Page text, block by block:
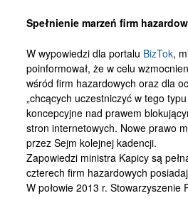
Spełnienie marzeń firm
W wypowiedzi dla portalu BizTok,
poinformował, że w celu
wśród firm hazardowych oraz dla
„chcących uczestniczyć w tego
koncepcyjne nad prawem
stron internetowych. Nowe prawo
przez Sejm kolejnej kadencji.
Zapowiedzi ministra Kapicy są
czterech firm hazardowych
W połowie 2013 r. Stowarzyszenie